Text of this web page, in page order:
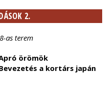
2.
as terem
örömök
a kortárs japán